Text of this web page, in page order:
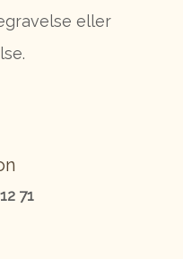
eller
71